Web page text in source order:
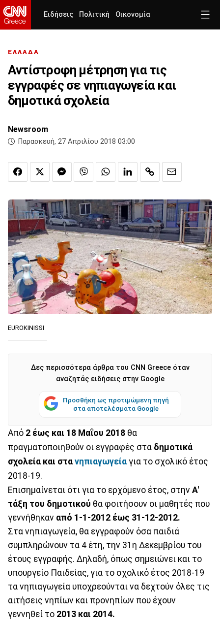
Ειδήσεις Πολιτική Οικονομία
ΕΛΛΑΔΑ
Αντίστροφη μέτρηση για τις
εγγραφές σε νηπιαγωγεία και
δημοτικά σχολεία
Newsroom
Παρασκευή, 27 Απριλίου 2018 03:00
EUROKINISSI
Δες περισσότερα άρθρα του CNN Greece όταν
αναζητάς ειδήσεις στην Google
Προσθήκη ως προτιμώμενη πηγή
στα αποτελέσματα Google
Από 2 έως και 18 Μαΐου 2018 θα
πραγματοποιηθούν οι εγγραφές στα δημοτικά
σχολεία και στα νηπιαγωγεία για το σχολικό έτος
2018-19.
Επισημαίνεται ότι για το ερχόμενο έτος, στην Α'
τάξη του δημοτικού θα φοιτήσουν οι μαθητές που
γεννήθηκαν από 1-1-2012 έως 31-12-2012.
Στα νηπιαγωγεία, θα εγγραφούν όσα παιδιά
συμπληρώνουν τα 4 έτη, την 31η Δεκεμβρίου του
έτους εγγραφής. Δηλαδή, όπως σημειώνει και το
υπουργείο Παιδείας, για το σχολικό έτος 2018-19
τα νηπιαγωγεία υποχρεούνται να δεχτούν όλες τις
αιτήσεις νηπίων και προνηπίων που έχουν
γεννηθεί το 2013 και 2014.